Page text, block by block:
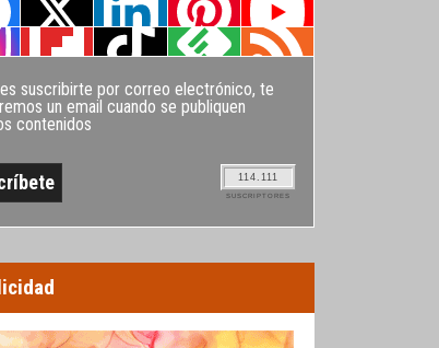
suscribirte por correo electrónico, te
un email cuando se publiquen
contenidos
114.111
SUSCRIPTORES